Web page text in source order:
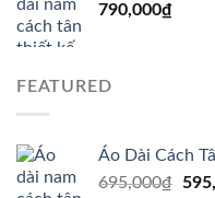
790,000₫
FEATURED
Áo Dài Cách
695,000₫
Giá